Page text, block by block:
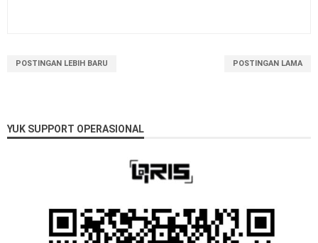
POSTINGAN LEBIH BARU POSTINGAN LAMA
YUK SUPPORT OPERASIONAL